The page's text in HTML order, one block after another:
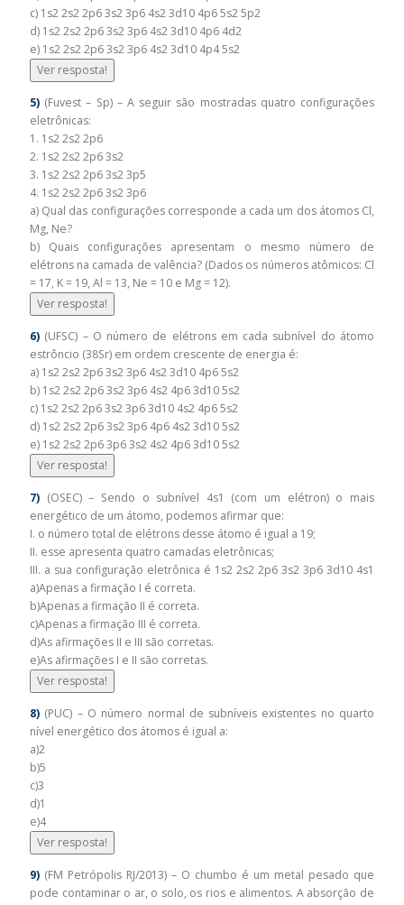
c) 1s2 2s2 2p6 3s2 3p6 4s2 3d10 4p6 5s2 5p2
d) 1s2 2s2 2p6 3s2 3p6 4s2 3d10 4p6 4d2
e) 1s2 2s2 2p6 3s2 3p6 4s2 3d10 4p4 5s2
Ver resposta!
5) (Fuvest – Sp) – A seguir são mostradas quatro configurações
eletrônicas:
1. 1s2 2s2 2p6
2. 1s2 2s2 2p6 3s2
3. 1s2 2s2 2p6 3s2 3p5
4. 1s2 2s2 2p6 3s2 3p6
a) Qual das configurações corresponde a cada um dos átomos Cl,
Mg, Ne?
b) Quais configurações apresentam o mesmo número de
elétrons na camada de valência? (Dados os números atômicos: Cl
= 17, K = 19, Al = 13, Ne = 10 e Mg = 12).
Ver resposta!
6) (UFSC) – O número de elétrons em cada subnível do átomo
estrôncio (38Sr) em ordem crescente de energia é:
a) 1s2 2s2 2p6 3s2 3p6 4s2 3d10 4p6 5s2
b) 1s2 2s2 2p6 3s2 3p6 4s2 4p6 3d10 5s2
c) 1s2 2s2 2p6 3s2 3p6 3d10 4s2 4p6 5s2
d) 1s2 2s2 2p6 3s2 3p6 4p6 4s2 3d10 5s2
e) 1s2 2s2 2p6 3p6 3s2 4s2 4p6 3d10 5s2
Ver resposta!
7) (OSEC) – Sendo o subnível 4s1 (com um elétron) o mais
energético de um átomo, podemos afirmar que:
I. o número total de elétrons desse átomo é igual a 19;
II. esse apresenta quatro camadas eletrônicas;
III. a sua configuração eletrônica é 1s2 2s2 2p6 3s2 3p6 3d10 4s1
a)Apenas a firmação I é correta.
b)Apenas a firmação II é correta.
c)Apenas a firmação III é correta.
d)As afirmações II e III são corretas.
e)As afirmações I e II são corretas.
Ver resposta!
8) (PUC) – O número normal de subníveis existentes no quarto
nível energético dos átomos é igual a:
a)2
b)5
c)3
d)1
e)4
Ver resposta!
9) (FM Petrópolis RJ/2013) – O chumbo é um metal pesado que
pode contaminar o ar, o solo, os rios e alimentos. A absorção de